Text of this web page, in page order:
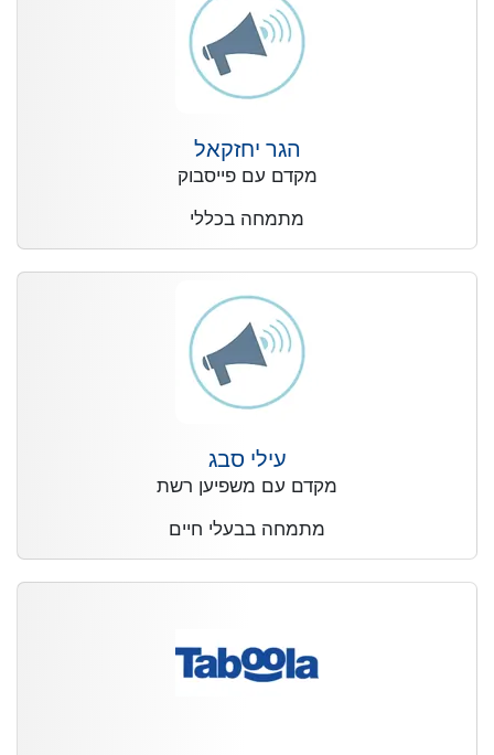
הגר יחזקאל
מקדם עם פייסבוק
מתמחה בכללי
עילי סבג
מקדם עם משפיען רשת
מתמחה בבעלי חיים